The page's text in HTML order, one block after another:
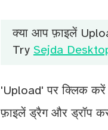
क्या आप फ़ाइलें
Try Sejda
'Upload' पर क्लिक
फ़ाइलें ड्रैग और ड्रॉप